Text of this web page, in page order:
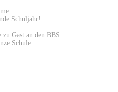
Schuljahr!
Gast an den BBS
Schule